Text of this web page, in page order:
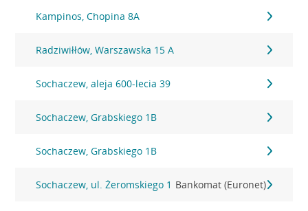
Kampinos, Chopina 8A
Radziwiłłów, Warszawska 15 A
Sochaczew, aleja 600-lecia 39
Sochaczew, Grabskiego 1B
Sochaczew, Grabskiego 1B
Sochaczew, ul. Żeromskiego 1 Bankomat (Euronet)